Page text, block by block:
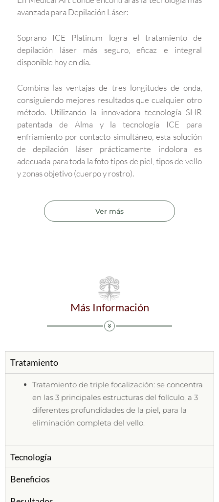
avanzada para Depilación Láser:
Soprano ICE Platinum logra el tratamiento de
depilación láser más seguro, eficaz e integral
disponible hoy en día.
Combina las ventajas de tres longitudes de onda,
consiguiendo mejores resultados que cualquier otro
método. Utilizando la innovadora tecnología SHR
patentada de Alma y la tecnología ICE para
enfriamiento por contacto simultáneo, esta solución
de depilación láser prácticamente indolora es
adecuada para toda la foto tipos de piel, tipos de vello
y zonas objetivo (cuerpo y rostro).
Ver más
Más Información
Tratamiento
Tratamiento de triple focalización: se concentra
en las 3 principales estructuras del folículo, a 3
diferentes profundidades de la piel, para la
eliminación completa del vello.
Tecnología
Beneficios